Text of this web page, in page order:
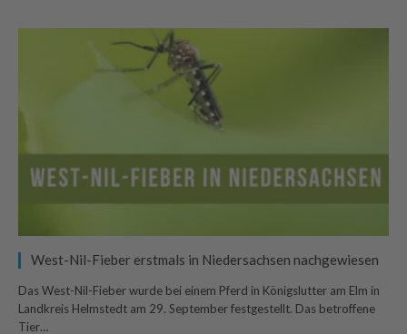
West-Nil-Fieber erstmals in Niedersachsen nachgewiesen
Das West-Nil-Fieber wurde bei einem Pferd in Königslutter am Elm in
Landkreis Helmstedt am 29. September festgestellt. Das betroffene
Tier…